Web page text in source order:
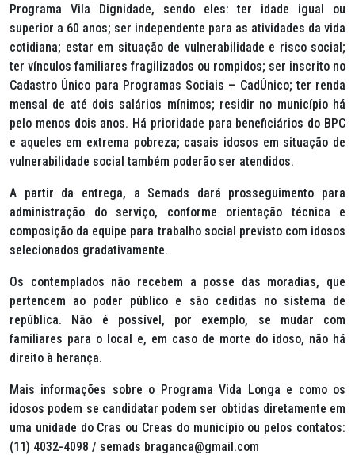
Programa Vila Dignidade, sendo eles: ter idade igual ou
superior a 60 anos; ser independente para as atividades da vida
cotidiana; estar em situação de vulnerabilidade e risco social;
ter vínculos familiares fragilizados ou rompidos; ser inscrito no
Cadastro Único para Programas Sociais – CadÚnico; ter renda
mensal de até dois salários mínimos; residir no município há
pelo menos dois anos. Há prioridade para beneficiários do BPC
e aqueles em extrema pobreza; casais idosos em situação de
vulnerabilidade social também poderão ser atendidos.
A partir da entrega, a Semads dará prosseguimento para
administração do serviço, conforme orientação técnica e
composição da equipe para trabalho social previsto com idosos
selecionados gradativamente.
Os contemplados não recebem a posse das moradias, que
pertencem ao poder público e são cedidas no sistema de
república. Não é possível, por exemplo, se mudar com
familiares para o local e, em caso de morte do idoso, não há
direito à herança.
Mais informações sobre o Programa Vida Longa e como os
idosos podem se candidatar podem ser obtidas diretamente em
uma unidade do Cras ou Creas do município ou pelos contatos:
(11) 4032-4098 / semads braganca@gmail.com